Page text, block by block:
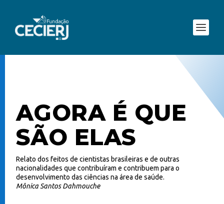
AGORA É QUE
SÃO ELAS
Relato dos feitos de cientistas brasileiras e de outras
nacionalidades que contribuíram e contribuem para o
desenvolvimento das ciências na área de saúde.
Mônica Santos Dahmouche